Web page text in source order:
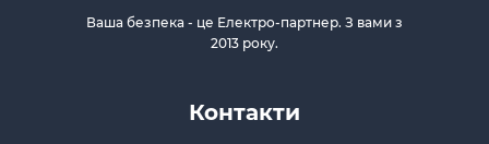
Ваша безпека - це Електро-партнер. З вами з
2013 року.
Контакти